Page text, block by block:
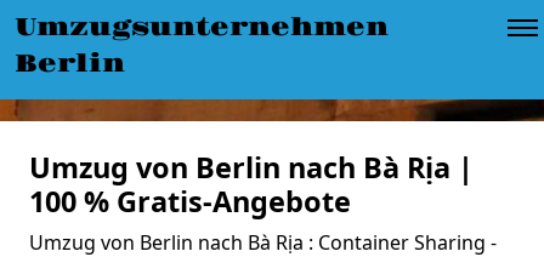
Umzugsunternehmen
Berlin
Umzug von Berlin nach Bà Rịa |
100 % Gratis-Angebote
Umzug von Berlin nach Bà Rịa : Container Sharing -